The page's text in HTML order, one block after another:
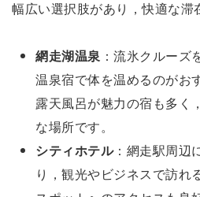
幅広い選択肢があり，快適な滞
網走湖温泉 ：流氷クルーズ
温泉宿で体を温めるのがお
露天風呂が魅力の宿も多く
な場所です。
シティホテル：網走駅周辺
り，観光やビジネスで訪れ